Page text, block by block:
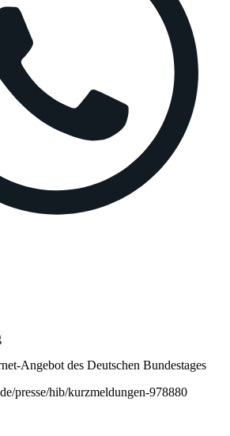
Angebot des Deutschen Bundestages
presse/hib/kurzmeldungen-978880